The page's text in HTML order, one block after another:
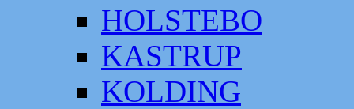
HOLSTEBO
KASTRUP
KOLDING